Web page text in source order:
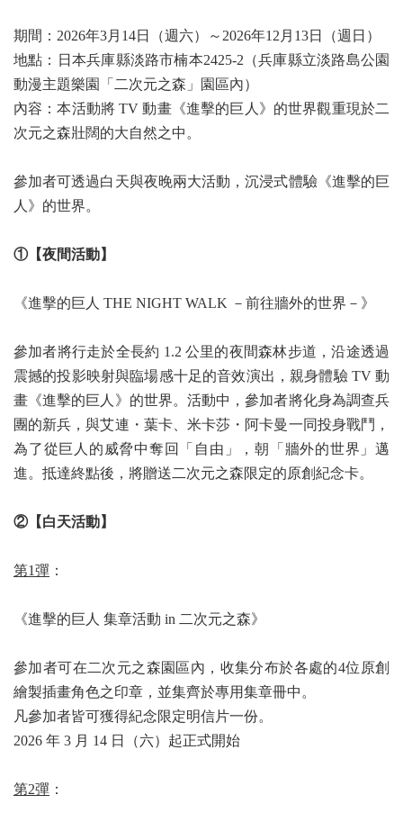
期間：2026年3月14日（週六）～2026年12月13日（週日）
地點：日本兵庫縣淡路市楠本2425-2（兵庫縣立淡路島公園
動漫主題樂園「二次元之森」園區內）
內容：本活動將 TV 動畫《進擊的巨人》的世界觀重現於二
次元之森壯闊的大自然之中。
參加者可透過白天與夜晚兩大活動，沉浸式體驗《進擊的巨
人》的世界。
①【夜間活動】
《進擊的巨人 THE NIGHT WALK －前往牆外的世界－》
參加者將行走於全長約 1.2 公里的夜間森林步道，沿途透過
震撼的投影映射與臨場感十足的音效演出，親身體驗 TV 動
畫《進擊的巨人》的世界。活動中，參加者將化身為調查兵
團的新兵，與艾連・葉卡、米卡莎・阿卡曼一同投身戰鬥，
為了從巨人的威脅中奪回「自由」，朝「牆外的世界」邁
進。抵達終點後，將贈送二次元之森限定的原創紀念卡。
②【白天活動】
第1彈 ：
《進擊的巨人 集章活動 in 二次元之森》
參加者可在二次元之森園區內，收集分布於各處的4位原創
繪製插畫角色之印章，並集齊於專用集章冊中。
凡參加者皆可獲得紀念限定明信片一份。
2026 年 3 月 14 日（六）起正式開始
第2彈 ：